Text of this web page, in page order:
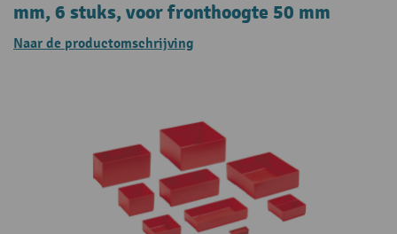
mm, 6 stuks, voor fronthoogte 50 mm
Naar de productomschrijving